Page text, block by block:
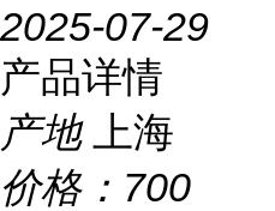
2025-07-29
产品详情
产地
上海
价格： 700